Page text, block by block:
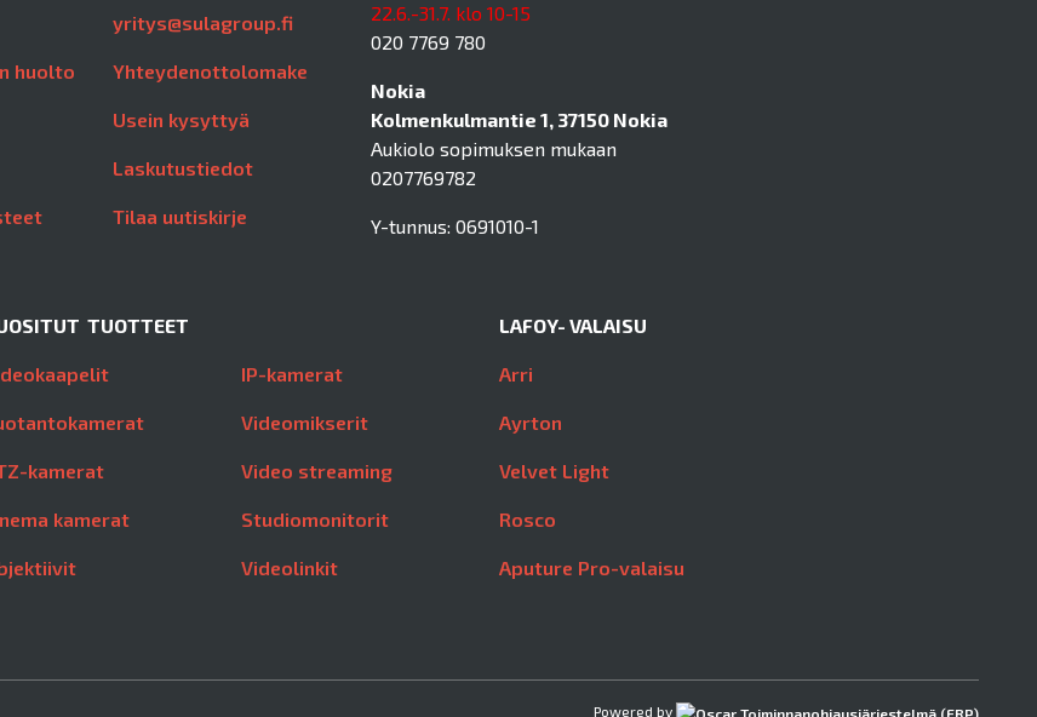
huolto
yritys@sulagroup.fi
Yhteydenottolomake
Usein kysyttyä
Laskutustiedot
Tilaa uutiskirje
22.6.-31.7. klo 10-15
020 7769 780
Nokia
Kolmenkulmantie 1, 37150 Nokia
Aukiolo sopimuksen mukaan
0207769782
Y-tunnus: 0691010-1
TUOTTEET
kamerat
kamerat
IP-kamerat
Videomikserit
Video streaming
Studiomonitorit
Videolinkit
LAFOY- VALAISU
Arri
Ayrton
Velvet Light
Rosco
Aputure Pro-valaisu
Powered by